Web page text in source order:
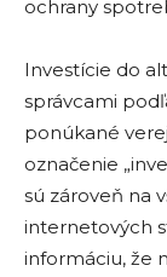
ochrany
Investície do
správcami
ponúkané
označenie
sú zároveň na
internetových
informáciu, že